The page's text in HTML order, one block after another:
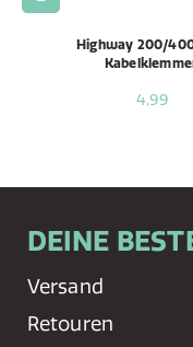
Highway 200/
4,99
DEINE
Versand
Retouren